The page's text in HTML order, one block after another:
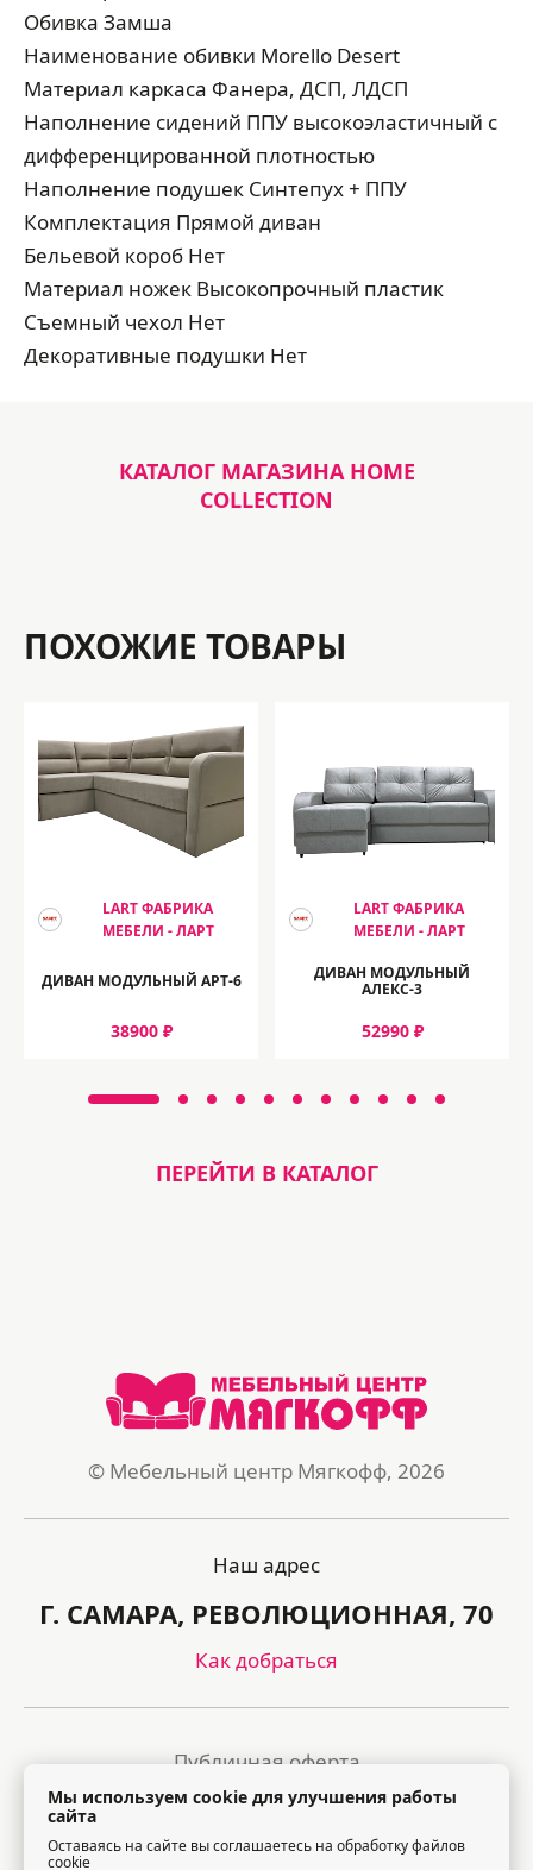
Обивка Замша
Наименование обивки Morello Desert
Материал каркаса Фанера, ДСП, ЛДСП
Наполнение сидений ППУ высокоэластичный с
дифференцированной плотностью
Наполнение подушек Синтепух + ППУ
Комплектация Прямой диван
Бельевой короб Нет
Материал ножек Высокопрочный пластик
Съемный чехол Нет
Декоративные подушки Нет
КАТАЛОГ МАГАЗИНА HOME
COLLECTION
ПОХОЖИЕ ТОВАРЫ
LART ФАБРИКА
МЕБЕЛИ - ЛАРТ
ДИВАН МОДУЛЬНЫЙ АРТ-6
38900 ₽
LART ФАБРИКА
МЕБЕЛИ - ЛАРТ
ДИВАН МОДУЛЬНЫЙ
АЛЕКС-3
52990 ₽
ПЕРЕЙТИ В КАТАЛОГ
© Мебельный центр Мягкофф, 2026
Наш адрес
Г. САМАРА, РЕВОЛЮЦИОННАЯ, 70
Как добраться
Публичная оферта
Политика обработки персональных данных
Правила посещения торгового центра
Мы используем cookie для улучшения работы
сайта
Оставаясь на сайте вы соглашаетесь на обработку файлов
cookie